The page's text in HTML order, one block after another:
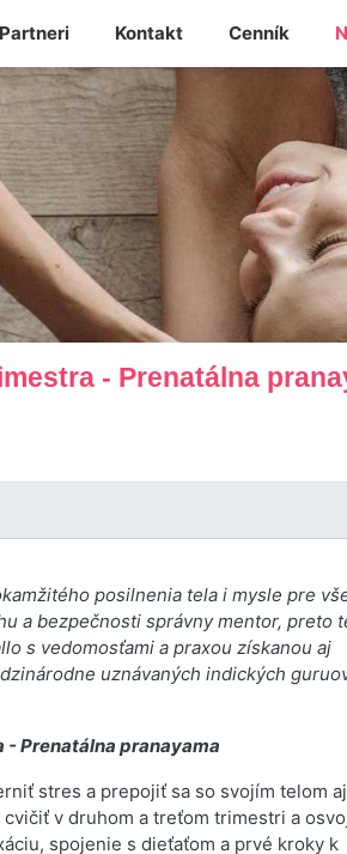
Partneri Kontakt Cenník
- Prenatálna
posilnenia tela i mysle pre
a bezpečnosti správny mentor, preto
s vedomosťami a praxou získanou aj
uznávaných indických
- Prenatálna pranayama
stres a prepojiť sa so svojím telom aj
v druhom a treťom trimestri a
spojenie s dieťaťom a prvé kroky k